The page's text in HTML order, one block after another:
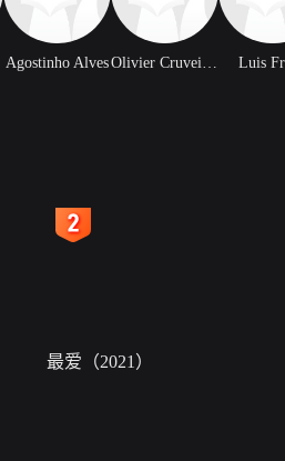
Agostinho Alves Olivier Cruveiller Luis
最爱（2021）